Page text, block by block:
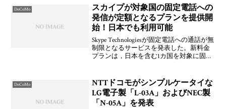
ます。共通の不具合は，1) iモード問
DoCoMo
スカイプが対象国の固定電話への
発信が定額となるプランを提供開
始！日本でも利用可能
Skype Technologiesが固定電話への通話が無
制限となるサービスを発表した。新料金
プランは，日本を含む1カ国を対象に固定
電話と携帯電話へ毎月200
DoCoMo
NTTドコモがシンプルケータイな
LG電子製「L-03A」およびNEC製
「N-05A」を発表